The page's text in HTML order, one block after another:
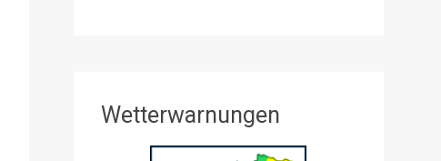
Wetterwarnungen